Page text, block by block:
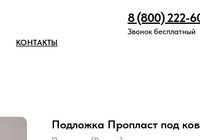
8 (800) 222-
КОНТАКТЫ
Звонок бесплатный
Подложка Пропласт под